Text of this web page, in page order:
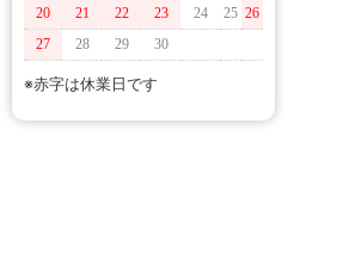
20
21 22 23 24 25 26
27
28 29 30
※赤字は休業日です